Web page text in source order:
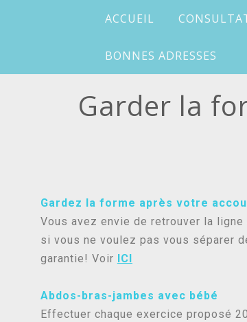
ACCUEIL
BONNES ADRESSES
Garder la
Gardez la forme après votre
Vous avez envie de retrouver la
si vous ne voulez pas vous séparer
garantie! Voir
ICI
Abdos-bras-jambes avec bébé
Effectuer chaque exercice proposé